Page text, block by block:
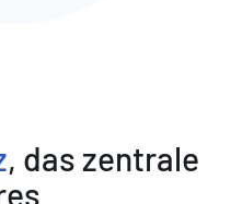
, das zentrale